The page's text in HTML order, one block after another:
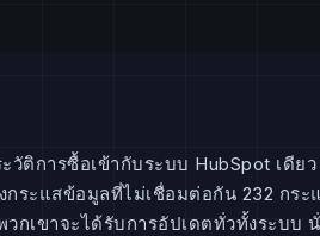
ติการซื้อเข้ากับระบบ HubSpot เดีย
กระแสข้อมูลที่ไม่เชื่อมต่อกัน 232 กร
กเขาจะได้รับการอัปเดตทั่วทั้งระบบ